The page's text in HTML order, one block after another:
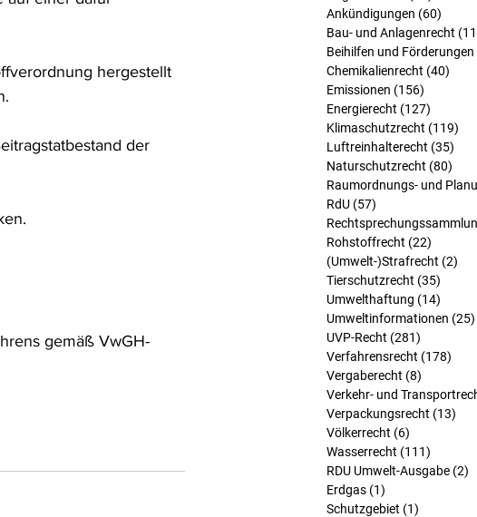
hergestellt
der
gemäß VwGH-
Ankündigungen (60)
Bau- und Anlagenrecht
Beihilfen und Förderungen
Chemikalienrecht (40)
Emissionen (156)
Energierecht (127)
Klimaschutzrecht (119)
Luftreinhalterecht (35)
Naturschutzrecht (80)
Raumordnungs- und
RdU (57)
Rohstoffrecht (22)
(Umwelt-)Strafrecht (2)
Tierschutzrecht (35)
Umwelthaftung (14)
Umweltinformationen (25)
UVP-Recht (281)
Verfahrensrecht (178)
Vergaberecht (8)
Verkehr- und
Verpackungsrecht (13)
Völkerrecht (6)
Wasserrecht (111)
RDU Umwelt-Ausgabe (2)
Erdgas (1)
Schutzgebiet (1)